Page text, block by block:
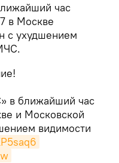
час
в Москве
с ухудшением
в ближайший час
и Московской
видимости